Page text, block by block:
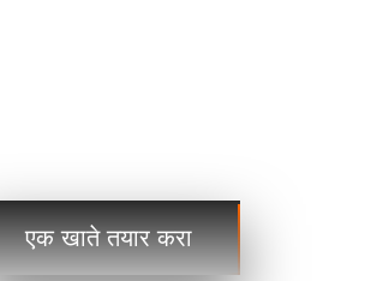
करा आणि कधीही, कुठेही जागतिक बाजारपेठेत प्रवेश करा!
एक खाते तयार करा